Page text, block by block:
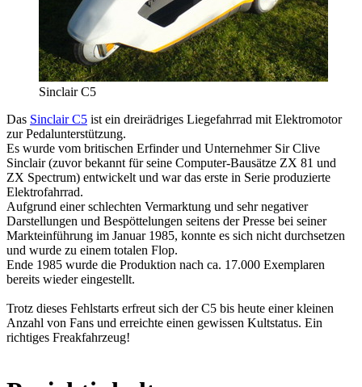
Sinclair C5
Das Sinclair C5 ist ein dreirädriges Liegefahrrad mit Elektromotor
zur Pedalunterstützung.
Es wurde vom britischen Erfinder und Unternehmer Sir Clive
Sinclair (zuvor bekannt für seine Computer-Bausätze ZX 81 und
ZX Spectrum) entwickelt und war das erste in Serie produzierte
Elektrofahrrad.
Aufgrund einer schlechten Vermarktung und sehr negativer
Darstellungen und Bespöttelungen seitens der Presse bei seiner
Markteinführung im Januar 1985, konnte es sich nicht durchsetzen
und wurde zu einem totalen Flop.
Ende 1985 wurde die Produktion nach ca. 17.000 Exemplaren
bereits wieder eingestellt.
Trotz dieses Fehlstarts erfreut sich der C5 bis heute einer kleinen
Anzahl von Fans und erreichte einen gewissen Kultstatus. Ein
richtiges Freakfahrzeug!